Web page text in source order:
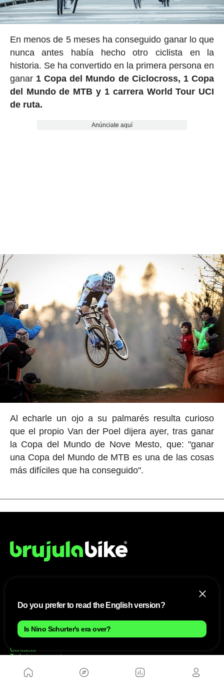
En menos de 5 meses ha conseguido ganar lo que
nunca antes había hecho otro ciclista en la
historia. Se ha convertido en la primera persona en
ganar 1 Copa del Mundo de Ciclocross, 1 Copa
del Mundo de MTB y 1 carrera World Tour UCI
de ruta.
Anúnciate aquí
Al echarle un ojo a su palmarés resulta curioso
que el propio Van der Poel dijera ayer, tras ganar
la Copa del Mundo de Nove Mesto, que: "ganar
una Copa del Mundo de MTB es una de las cosas
más difíciles que ha conseguido".
Mapa del sitio
Aviso Legal
Anúnciate con nosotros
Política de cookies
Contacto
Trabaja con nosotros
WEBS AMIGAS
Do you prefer to read the English version?
Is Nino Schurter's era over?